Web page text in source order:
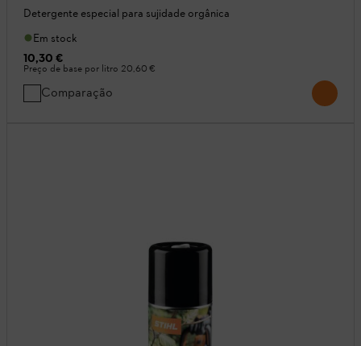
Detergente especial para sujidade orgânica
Em stock
10,30 €
Preço de base por litro 20,60 €
Comparação